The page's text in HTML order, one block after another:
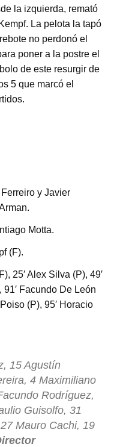
la izquierda, remató
La pelota la tapó
no perdonó el
poner a la postre el
de este resurgir de
5 que marcó el
y Javier
Motta.
(F).
25′ Alex Silva (P), 49′
91′ Facundo De León
(P), 95′ Horacio
15 Agustín
4 Maximiliano
Rodríguez,
Guisolfo, 31
Mauro Cachi, 19